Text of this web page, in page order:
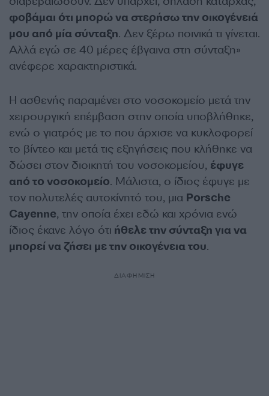
φοβάμαι ότι μπορώ να στερήσω την οικογένειά
μου από μία σύνταξη. Δεν ξέρω ποινικά τι γίνεται.
Αλλά εγώ σε 40 μέρες έβγαινα στη σύνταξη»
ανέφερε χαρακτηριστικά.
Η ασθενής παραμένει στο νοσοκομείο μετά την
χειρουργική επέμβαση στην οποία υποβλήθηκε,
ενώ ο γιατρός με το που άρχισε να κυκλοφορεί
το βίντεο και μετά τις εξηγήσεις που κλήθηκε να
δώσει στον διοικητή του νοσοκομείου, έφυγε
από το νοσοκομείο. Μάλιστα, ο ίδιος έφυγε με
τον πολυτελές αυτοκίνητό του, μια Porsche
Cayenne, την οποία έχει εδώ και χρόνια ενώ
ίδιος έκανε λόγο ότι ήθελε την σύνταξη για να
μπορεί να ζήσει με την οικογένεια του.
ΔΙΑΦΗΜΙΣΗ